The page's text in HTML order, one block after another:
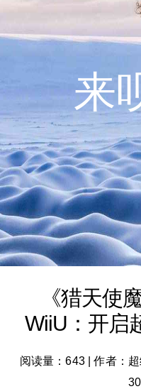
来
《猎天使
WiiU：开启
阅读量：643|作者：